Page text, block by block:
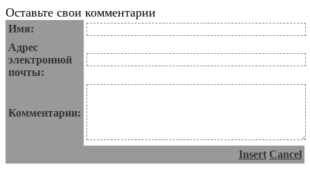
Оставьте свои комментарии
Имя:
Адрес
электронной
почты:
Комментарии:
Insert Cancel